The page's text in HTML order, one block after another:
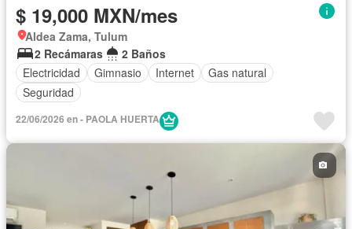
$ 19,000 MXN/mes
Aldea Zama, Tulum
2 Recámaras
2 Baños
Electricidad
Gimnasio Internet
Gas natural
Seguridad
22/06/2026 en - PAOLA HUERTA